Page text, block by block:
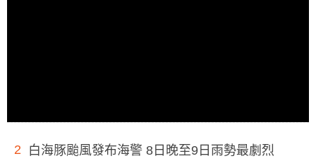
2 白海豚颱風發布海警 8日晚至9日雨勢最劇烈